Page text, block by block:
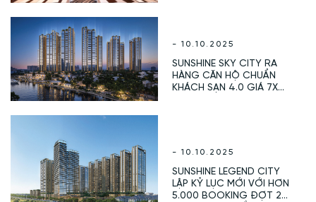
MỚI
- 10.10.2025
SUNSHINE SKY CITY RA
HÀNG CĂN HỘ CHUẨN
KHÁCH SẠN 4.0 GIÁ 7X
- 10.10.2025
SUNSHINE LEGEND CITY
LẬP KỶ LỤC MỚI VỚI HƠN
5.000 BOOKING ĐỢT 2